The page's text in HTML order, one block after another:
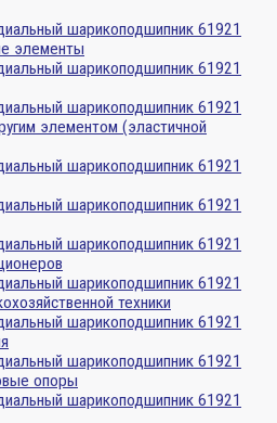
элементы
элементом (эластичной
техники
опоры